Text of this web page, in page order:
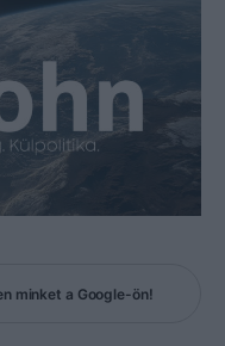
minket a Google-ön!